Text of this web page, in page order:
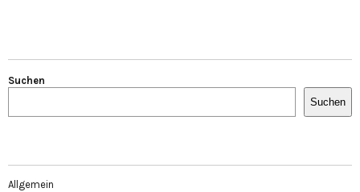
Suchen
Suchen
Allgemein